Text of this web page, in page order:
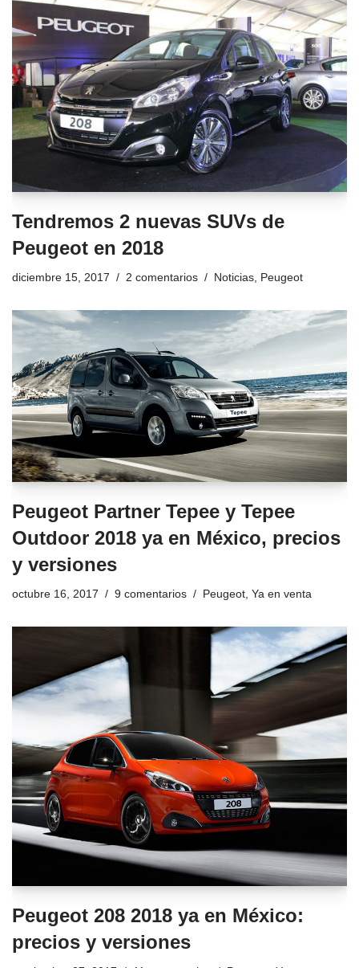
Tendremos 2 nuevas SUVs de
Peugeot en 2018
diciembre 15, 2017 2 comentarios Noticias, Peugeot
Peugeot Partner Tepee y Tepee
Outdoor 2018 ya en México, precios
y versiones
octubre 16, 2017 9 comentarios Peugeot, Ya en venta
Peugeot 208 2018 ya en México:
precios y versiones